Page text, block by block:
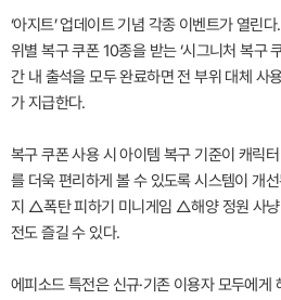
‘아지트’ 업데이트 기념 각종 이벤트가 열린
위별 복구 쿠폰 10종을 받는 ‘시그니처 복구
간 내 출석을 모두 완료하면 전 부위 대체 사
가 지급한다.
복구 쿠폰 사용 시 아이템 복구 기준이 캐릭
를 더욱 편리하게 볼 수 있도록 시스템이 개
지 △폭탄 피하기 미니게임 △해양 정원 사냥
전도 즐길 수 있다.
에피소드 특전은 신규·기존 이용자 모두에게